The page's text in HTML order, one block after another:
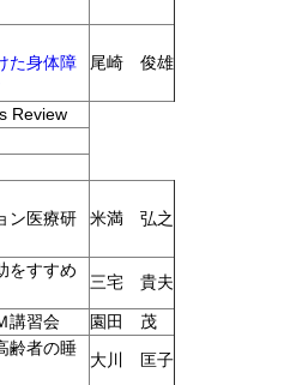
た身体障
尾崎 俊雄
Review
ン医療研
米満 弘之
すすめ
三宅 貴夫
講習会
園田 茂
者の睡
大川 匡子